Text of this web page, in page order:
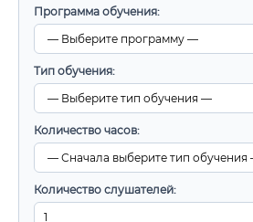
Программа обучения:
Тип обучения:
Количество часов:
Количество слушателей: